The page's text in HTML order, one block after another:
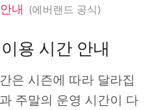
내 에버랜드 공식
용 시간 안내
은 시즌에 따라 달라집
주말의 운영 시간이 다